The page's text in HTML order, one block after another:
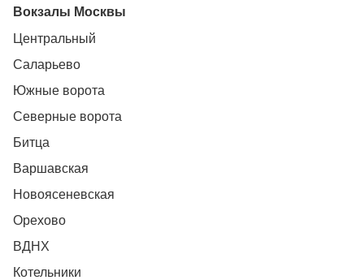
Вокзалы Москвы
Центральный
Саларьево
Южные ворота
Северные ворота
Битца
Варшавская
Новоясеневская
Орехово
ВДНХ
Котельники